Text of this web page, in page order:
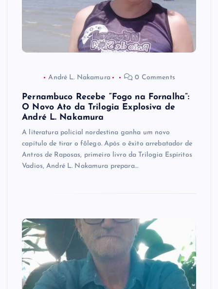
André L. Nakamura 0 Comments
Pernambuco Recebe “Fogo na Fornalha”:
O Novo Ato da Trilogia Explosiva de
André L. Nakamura
A literatura policial nordestina ganha um novo
capítulo de tirar o fôlego. Após o êxito arrebatador de
Antros de Raposas, primeiro livro da Trilogia Espíritos
Vadios, André L. Nakamura prepara…